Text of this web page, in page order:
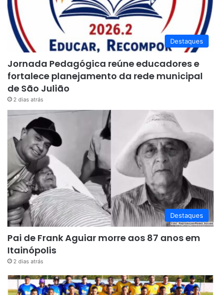
Destaques
Jornada Pedagógica reúne educadores e
fortalece planejamento da rede municipal
de São Julião
2 dias atrás
Destaques
Pai de Frank Aguiar morre aos 87 anos em
Itainópolis
2 dias atrás